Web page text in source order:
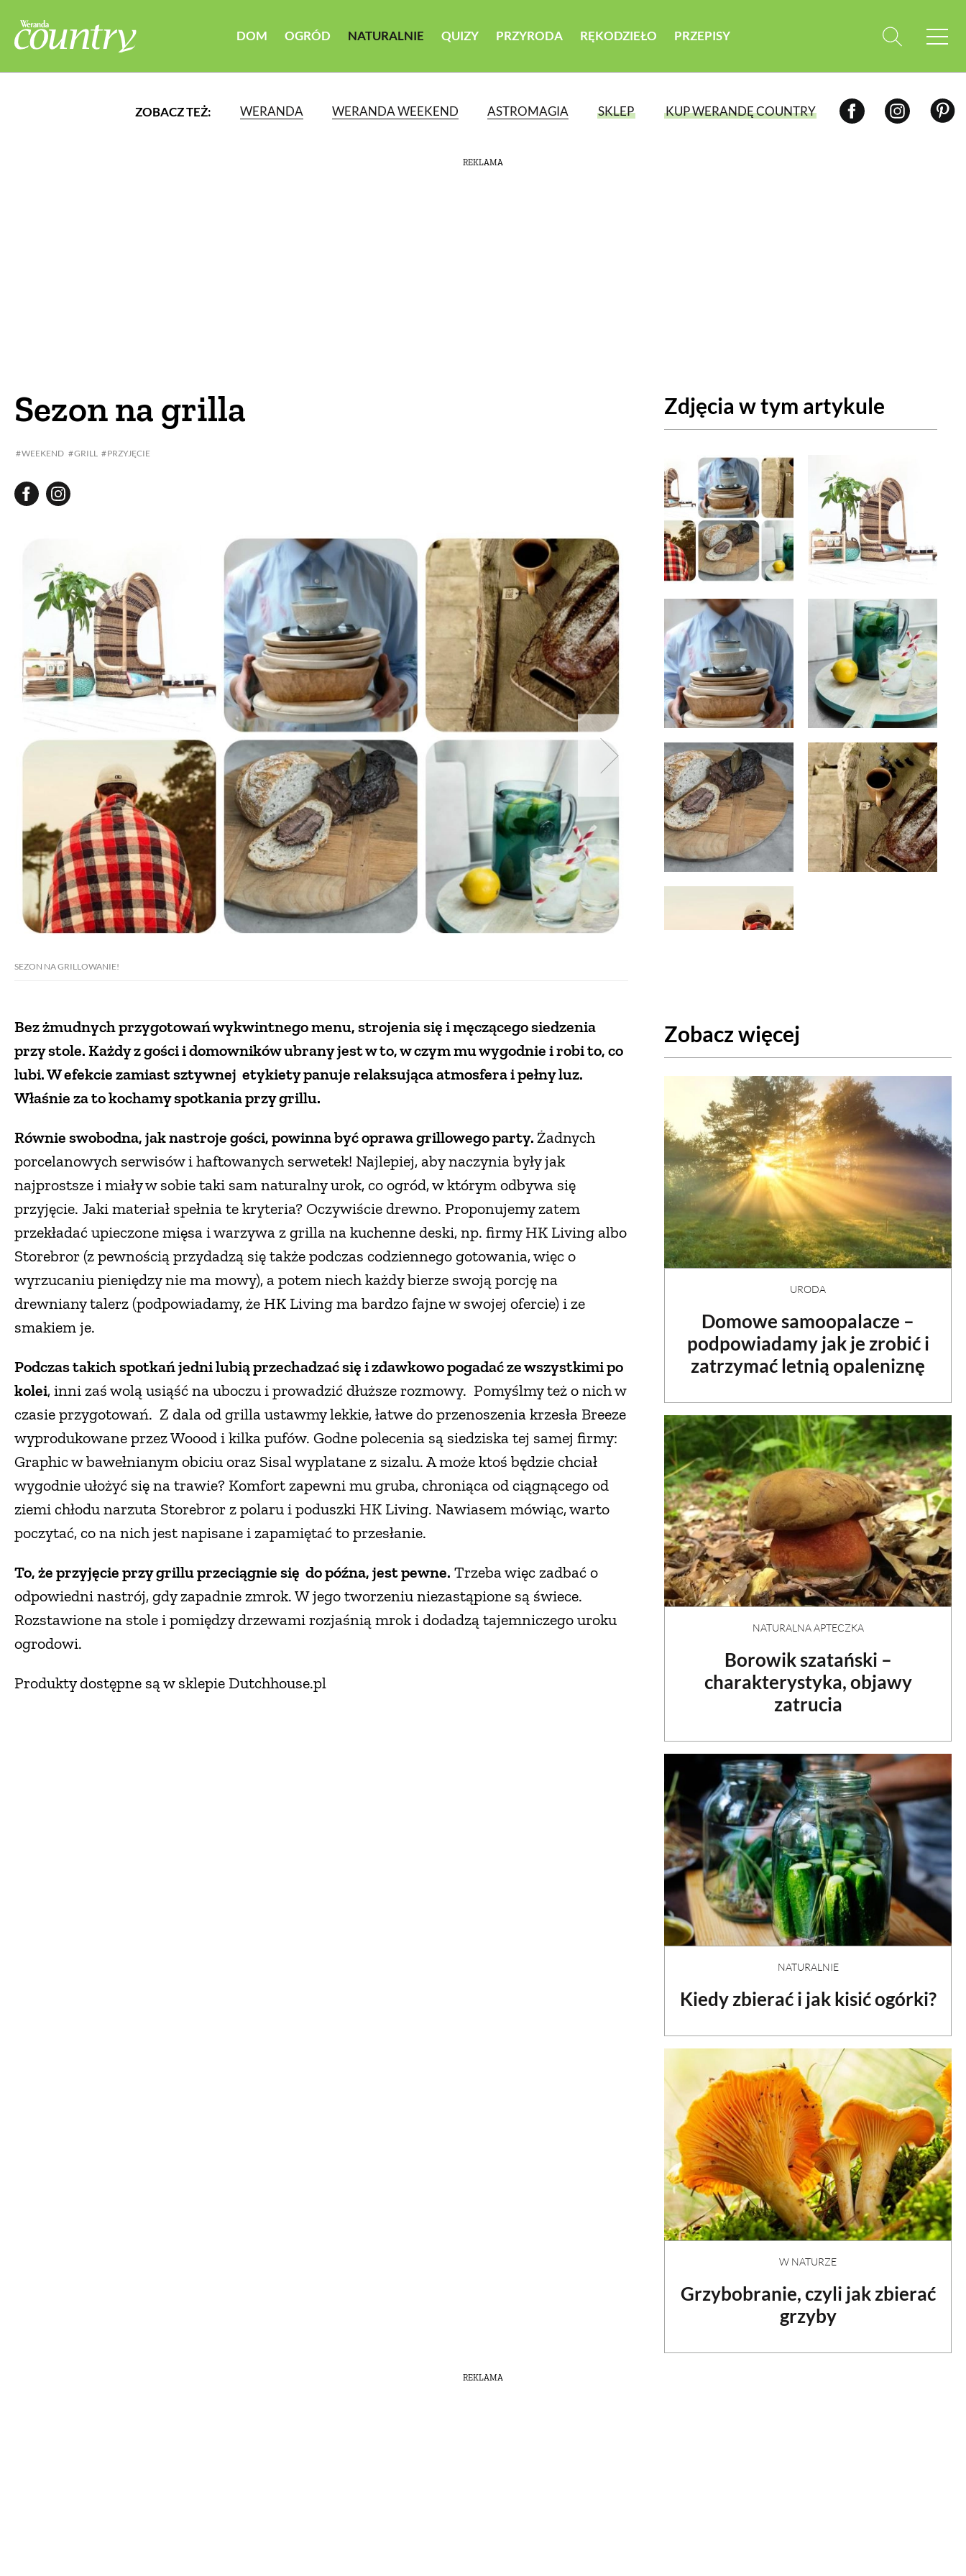
DOM OGRÓD NATURALNIE QUIZY PRZYRODA RĘKODZIEŁO PRZEPISY
ZOBACZ TEŻ: WERANDA WERANDA WEEKEND ASTROMAGIA SKLEP KUP WERANDĘ COUNTRY
REKLAMA
Sezon na grilla
WEEKEND GRILL PRZYJĘCIE
SEZON NA GRILLOWANIE!
Zdjęcia w tym artykule
Bez żmudnych przygotowań wykwintnego menu, strojenia się i męczącego siedzenia
przy stole. Każdy z gości i domowników ubrany jest w to, w czym mu wygodnie i robi to, co
lubi. W efekcie zamiast sztywnej etykiety panuje relaksująca atmosfera i pełny luz.
Właśnie za to kochamy spotkania przy grillu.
Równie swobodna, jak nastroje gości, powinna być oprawa grillowego party.Żadnych
porcelanowych serwisów i haftowanych serwetek! Najlepiej, aby naczynia były jak
najprostsze i miały w sobie taki sam naturalny urok, co ogród, w którym odbywa się
przyjęcie. Jaki materiał spełnia te kryteria? Oczywiście drewno. Proponujemy zatem
przekładać upieczone mięsa i warzywa z grilla na kuchenne deski, np. firmy HK Living albo
Storebror (z pewnością przydadzą się także podczas codziennego gotowania, więc o
wyrzucaniu pieniędzy nie ma mowy), a potem niech każdy bierze swoją porcję na
drewniany talerz (podpowiadamy, że HK Living ma bardzo fajne w swojej ofercie) i ze
smakiem je.
Podczas takich spotkań jedni lubią przechadzać się i zdawkowo pogadać ze wszystkimi po
kolei, inni zaś wolą usiąść na uboczu i prowadzić dłuższe rozmowy. Pomyślmy też o nich w
czasie przygotowań. Z dala od grilla ustawmy lekkie, łatwe do przenoszenia krzesła Breeze
wyprodukowane przez Woood i kilka pufów. Godne polecenia są siedziska tej samej firmy:
Graphic w bawełnianym obiciu oraz Sisal wyplatane z sizalu. A może ktoś będzie chciał
wygodnie ułożyć się na trawie? Komfort zapewni mu gruba, chroniąca od ciągnącego od
ziemi chłodu narzuta Storebror z polaru i poduszki HK Living. Nawiasem mówiąc, warto
poczytać, co na nich jest napisane i zapamiętać to przesłanie.
To, że przyjęcie przy grillu przeciągnie się do późna, jest pewne. Trzeba więc zadbać o
odpowiedni nastrój, gdy zapadnie zmrok. W jego tworzeniu niezastąpione są świece.
Rozstawione na stole i pomiędzy drzewami rozjaśnią mrok i dodadzą tajemniczego uroku
ogrodowi.
Produkty dostępne są w sklepie Dutchhouse.pl
Zobacz więcej
URODA
Domowe samoopalacze –
podpowiadamy jak je zrobić i
zatrzymać letnią opaleniznę
NATURALNA APTECZKA
Borowik szatański –
charakterystyka, objawy
zatrucia
NATURALNIE
Kiedy zbierać i jak kisić ogórki?
W NATURZE
Grzybobranie, czyli jak zbierać
grzyby
REKLAMA
PROJEKTOWANIE OGRODU NATURALNA APTECZKA
ZWIERZĘTA DOMOWE
RĘKODZIEŁO RZEMIOSŁO
ZWYCZAJE ZRÓB TO SAM PRZEPISY ŚNIADANIA PRZYSTAWKI ZUPY
DANIA GŁÓWNE CIASTA I DESERY DODATKI PRZETWORY INNE